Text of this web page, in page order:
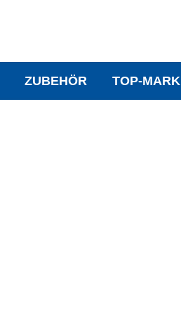
ZUBEHÖR TOP-